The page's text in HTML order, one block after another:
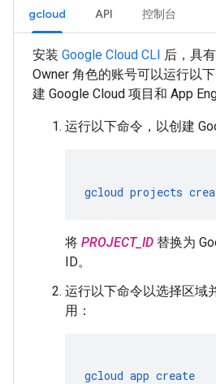
gcloud API 控制台
安装 Google Cloud CLI 后，具
Owner 角色的账号可以运行以下
建 Google Cloud 项目和 App
运行以下命令，以创建
gcloud projects
将 PROJECT_ID 替换为
ID。
运行以下命令以选择区域
用：
gcloud app create